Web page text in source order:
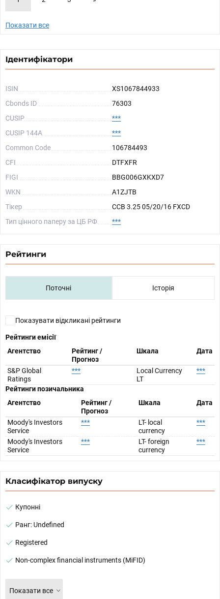
Показати все
Ідентифікатори
ISIN
XS1067844933
Cbonds ID
76303
CUSIP
***
CUSIP 144A
***
Common Code
106784493
CFI
DTFXFR
FIGI
BBG006GXKXD7
WKN
A1ZJTB
Тікер
CCB 3.25 05/20/16 FXCD
Тип цінного паперу за ЦБ РФ
***
Рейтинги
Поточні Історія
Показувати відкликані рейтинги
Рейтинги емісії
Агентство
Рейтинг /
Прогноз
Шкала Дата
S&P Global
Ratings
***
Local Currency
LT
***
Рейтинги позичальника
Агентство
Рейтинг /
Прогноз
Шкала Дата
Moody's Investors
Service
***
LT- local
currency
***
Moody's Investors
Service
***
LT- foreign
currency
***
Класифікатор випуску
Купонні
Ранг: Undefined
Registered
Non-complex financial instruments (MiFID)
Показати все